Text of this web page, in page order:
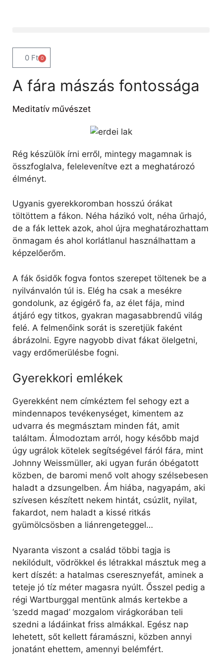
0 Ft 0
A fára mászás fontossága
Meditatív művészet
Rég készülök írni erről, mintegy magamnak is
összfoglalva, felelevenítve ezt a meghatározó
élményt.
Ugyanis gyerekkoromban hosszú órákat
töltöttem a fákon. Néha házikó volt, néha űrhajó,
de a fák lettek azok, ahol újra meghatározhattam
önmagam és ahol korlátlanul használhattam a
képzelőerőm.
A fák ősidők fogva fontos szerepet töltenek be a
nyilvánvalón túl is. Elég ha csak a mesékre
gondolunk, az égigérő fa, az élet fája, mind
átjáró egy titkos, gyakran magasabbrendű világ
felé. A felmenőink sorát is szeretjük faként
ábrázolni. Egyre nagyobb divat fákat ölelgetni,
vagy erdőmerülésbe fogni.
Gyerekkori emlékek
Gyerekként nem címkéztem fel sehogy ezt a
mindennapos tevékenységet, kimentem az
udvarra és megmásztam minden fát, amit
találtam. Álmodoztam arról, hogy később majd
úgy ugrálok kötelek segítségével fáról fára, mint
Johnny Weissmüller, aki ugyan furán óbégatott
közben, de baromi menő volt ahogy szélsebesen
haladt a dzsungelben. Ám hiába, nagyapám, aki
szívesen készített nekem hintát, csúzlit, nyilat,
fakardot, nem haladt a kissé ritkás
gyümölcsösben a liánrengeteggel…
Nyaranta viszont a család többi tagja is
nekilódult, vödrökkel és létrakkal másztuk meg a
kert díszét: a hatalmas cseresznyefát, aminek a
teteje jó tíz méter magasra nyúlt. Ősszel pedig a
régi Wartburggal mentünk almás kertekbe a
‘szedd magad’ mozgalom virágkorában teli
szedni a ládáinkat friss almákkal. Egész nap
lehetett, sőt kellett fáramászni, közben annyi
jonatánt ehettem, amennyi belémfért.